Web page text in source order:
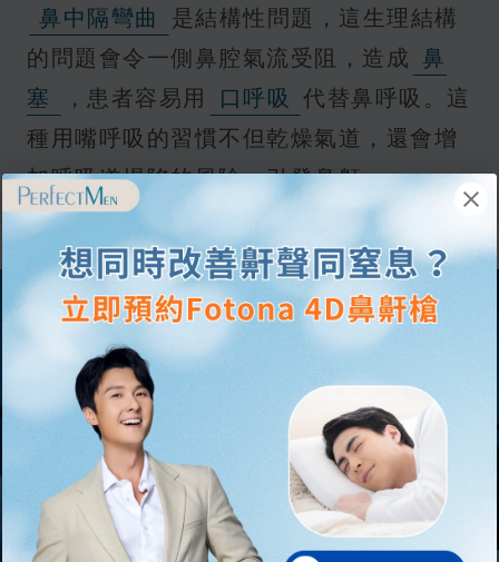
鼻中隔彎曲
是結構性問題，這生理結構
的問題會令一側鼻腔氣流受阻，造成 鼻
塞
，患者容易用 口呼吸 代替鼻呼吸。這
種用嘴呼吸的習慣不但乾燥氣道，還會增
加呼吸道塌陷的風險，引發鼻鼾。